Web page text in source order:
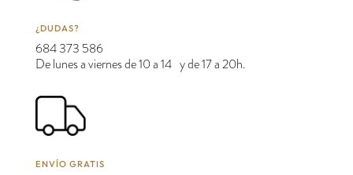
¿DUDAS?
684 373 586
De lunes a viernes de 10 a 14 y de 17 a 20h.
ENVÍO GRATIS